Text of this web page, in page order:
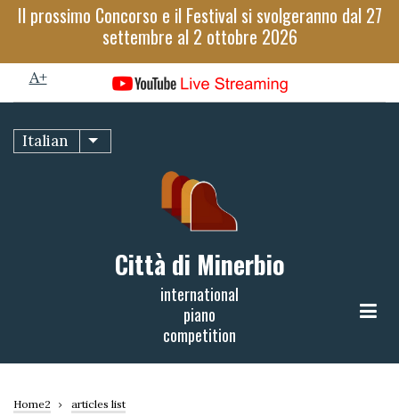
Salta
principale
Il prossimo Concorso e il Festival si svolgeranno dal 27
settembre al 2 ottobre 2026
Italian Mostra ulteriori azioni
Città di Minerbio
international
piano
competition
Home2 articles list
A+
100%
read